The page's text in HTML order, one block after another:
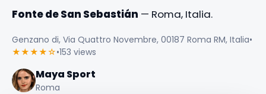
Fonte de San Sebastián — Roma, Italia.
Genzano di, Via Quattro Novembre, 00187 Roma RM, Italia•
★★★★☆•153 views
Maya Sport
Roma